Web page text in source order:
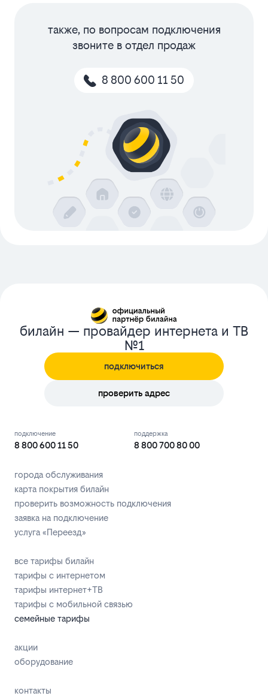
также, по вопросам подключения
звоните в отдел продаж
8 800 600 11 50
билайн — провайдер интернета и ТВ
№1
подключиться
проверить адрес
подключение
8 800 600 11 50
поддержка
8 800 700 80 00
города обслуживания
карта покрытия билайн
проверить возможность подключения
заявка на подключение
услуга «Переезд»
все тарифы билайн
тарифы с интернетом
тарифы интернет+ТВ
тарифы с мобильной связью
семейные тарифы
акции
оборудование
контакты